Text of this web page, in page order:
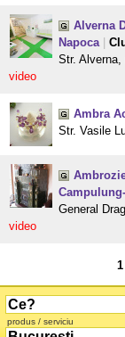
Alverna
Napoca
Str.
video
Ambra
Str. Vasile
General
video
1
produs / serviciu